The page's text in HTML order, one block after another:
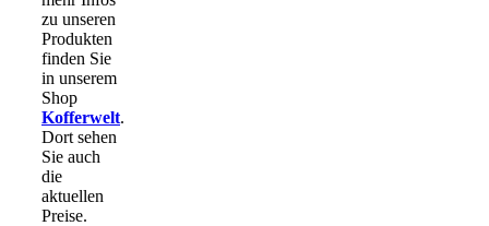
zu unseren
Produkten
finden Sie
in unserem
Shop
Kofferwelt.
Dort sehen
Sie auch
die
aktuellen
Preise.